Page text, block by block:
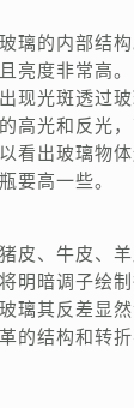
璃的内部结
亮度非常高
现光斑透过
高光和反光
看出玻璃物
要高一些。
皮、牛皮、
明暗调子绘
璃其反差显
的结构和转